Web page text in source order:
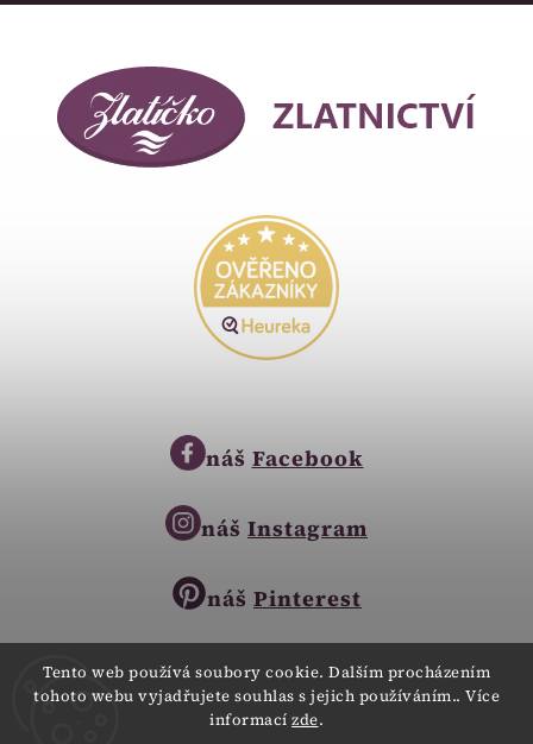
Tento web používá soubory cookie. Dalším procházením
tohoto webu vyjadřujete souhlas s jejich používáním.. Více
informací zde.
náš Facebook
náš Instagram
náš Pinterest
Copyright © 2023